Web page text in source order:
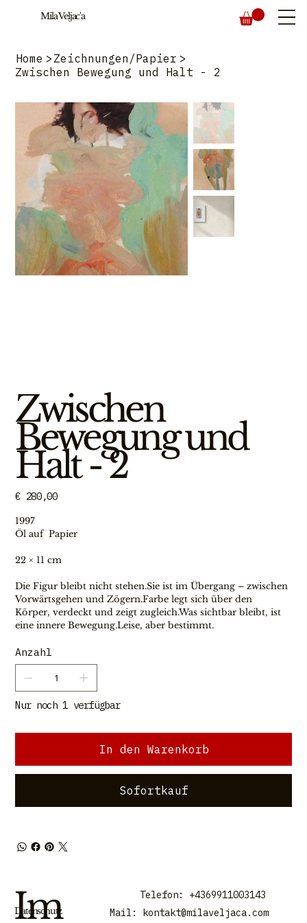
Mila Veljac'a
Home > Zeichnungen/Papier >
Zwischen Bewegung und Halt - 2
Zwischen
Bewegung und
Halt - 2
Preis
€ 280,00
1997
Öl auf  Papier
22 × 11 cm
Die Figur bleibt nicht stehen.Sie ist im Übergang – zwischen
Vorwärtsgehen und Zögern.Farbe legt sich über den
Körper, verdeckt und zeigt zugleich.Was sichtbar bleibt, ist
eine innere Bewegung.Leise, aber bestimmt.
Anzahl
Nur noch 1 verfügbar
In den Warenkorb
Sofortkauf
Im
Datenschutz
Mail: kontakt@milaveljaca.com
Telefon: +4369911003143